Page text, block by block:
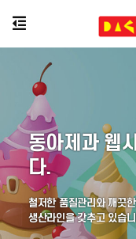
동아제과 웹
다.
철저한 품질관리와 깨끗
생산라인을 갖추고 있습